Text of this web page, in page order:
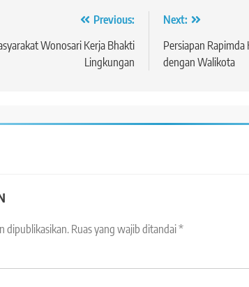
Previous:
Wonosari Kerja Bhakti
Lingkungan
Next:
Persiapan
dengan Walikota
dipublikasikan. Ruas yang wajib ditandai*